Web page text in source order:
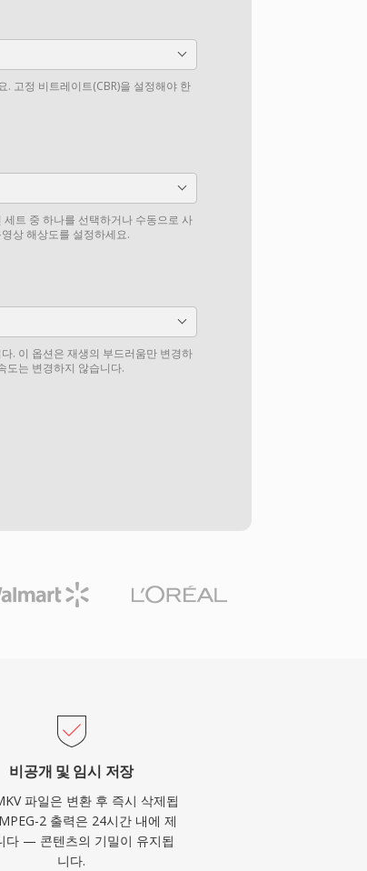
. 고정 비트레이트(CBR)을 설정해야 한
트 중 하나를 선택하거나 수동으로 사
상 해상도를 설정하세요.
. 이 옵션은 재생의 부드러움만 변경하
도는 변경하지 않습니다.
비공개 및 임시 저장
파일은 변환 후 즉시 삭제됩
2 출력은 24시간 내에 제
다 — 콘텐츠의 기밀이 유지됩
니다.